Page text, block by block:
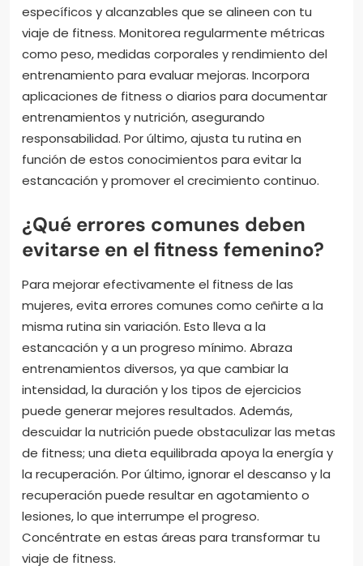
específicos y alcanzables que se alineen con tu
viaje de fitness. Monitorea regularmente métricas
como peso, medidas corporales y rendimiento del
entrenamiento para evaluar mejoras. Incorpora
aplicaciones de fitness o diarios para documentar
entrenamientos y nutrición, asegurando
responsabilidad. Por último, ajusta tu rutina en
función de estos conocimientos para evitar la
estancación y promover el crecimiento continuo.
¿Qué errores comunes deben
evitarse en el fitness femenino?
Para mejorar efectivamente el fitness de las
mujeres, evita errores comunes como ceñirte a la
misma rutina sin variación. Esto lleva a la
estancación y a un progreso mínimo. Abraza
entrenamientos diversos, ya que cambiar la
intensidad, la duración y los tipos de ejercicios
puede generar mejores resultados. Además,
descuidar la nutrición puede obstaculizar las metas
de fitness; una dieta equilibrada apoya la energía y
la recuperación. Por último, ignorar el descanso y la
recuperación puede resultar en agotamiento o
lesiones, lo que interrumpe el progreso.
Concéntrate en estas áreas para transformar tu
viaje de fitness.